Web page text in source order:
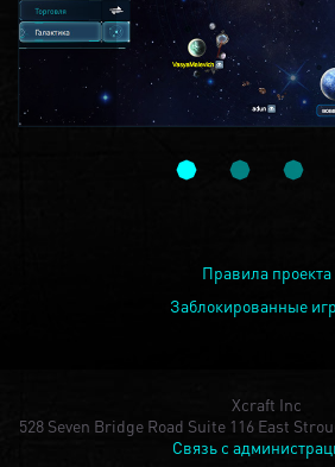
Правила проекта
Заблокированные
Xcraft Inc
528 Seven Bridge Road Suite 116 East
Связь с